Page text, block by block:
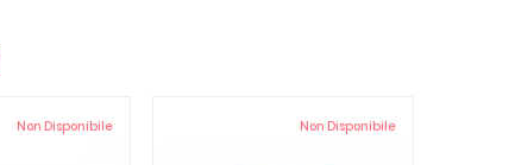
Non Disponibile Non Disponibile